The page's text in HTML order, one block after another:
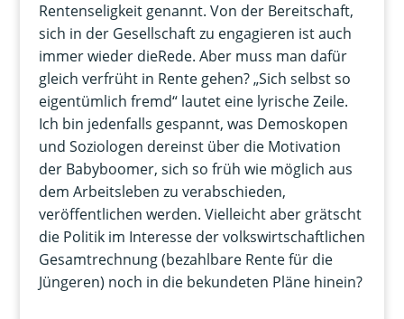
Rentenseligkeit genannt. Von der Bereitschaft,
sich in der Gesellschaft zu engagieren ist auch
immer wieder dieRede. Aber muss man dafür
gleich verfrüht in Rente gehen? „Sich selbst so
eigentümlich fremd“ lautet eine lyrische Zeile.
Ich bin jedenfalls gespannt, was Demoskopen
und Soziologen dereinst über die Motivation
der Babyboomer, sich so früh wie möglich aus
dem Arbeitsleben zu verabschieden,
veröffentlichen werden. Vielleicht aber grätscht
die Politik im Interesse der volkswirtschaftlichen
Gesamtrechnung (bezahlbare Rente für die
Jüngeren) noch in die bekundeten Pläne hinein?